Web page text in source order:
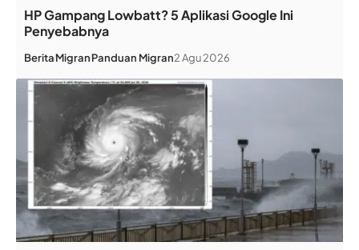
HP Gampang Lowbatt? 5 Aplikasi Google Ini
Penyebabnya
BeritaMigranPanduan Migran2 Agu 2026